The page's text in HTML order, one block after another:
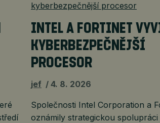
INTEL A FORTINET
KYBERBEZPEČNĚJŠÍ
PROCESOR
jef 4. 8. 2026
Společnosti Intel Corporation a
oznámily strategickou spolupráci